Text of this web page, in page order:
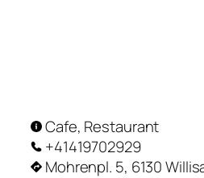
Cafe, Restaurant
+41419702929
Mohrenpl. 5, 6130